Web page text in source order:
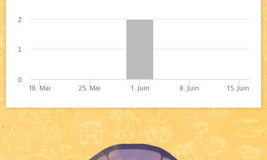
18. Mai 25. Mai 1. Juin 8. Juin 15. Juin
0
1
2